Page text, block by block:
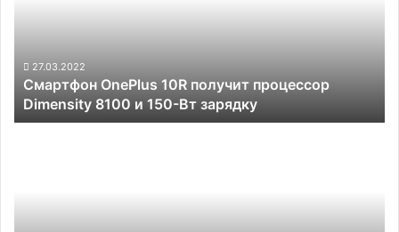
150-
Вт
зарядку
27.03.2022
Смартфон OnePlus 10R получит процессор
Dimensity 8100 и 150-Вт зарядку